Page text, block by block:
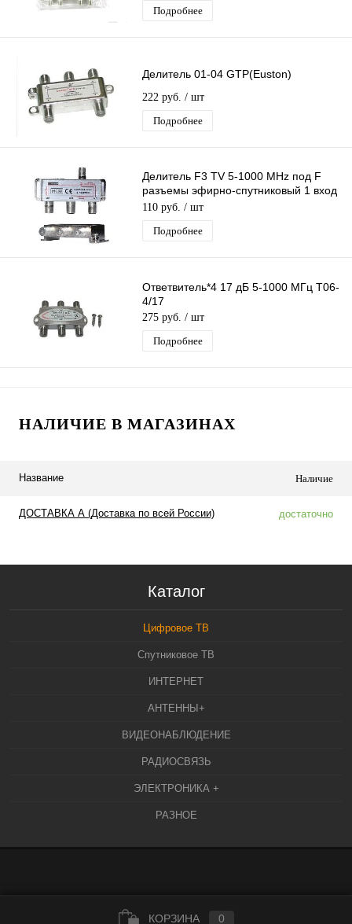
Подробнее
Делитель 01-04 GTP(Euston)
222 руб. / шт
Подробнее
Делитель F3 TV 5-1000 MHz под F
разъемы эфирно-спутниковый 1 вход
3 выхода
110 руб. / шт
Подробнее
Ответвитель*4 17 дБ 5-1000 МГц T06-
4/17
275 руб. / шт
Подробнее
НАЛИЧИЕ В МАГАЗИНАХ
Название Наличие
ДОСТАВКА А (Доставка по всей России) достаточно
Каталог
Цифровое ТВ
Спутниковое ТВ
ИНТЕРНЕТ
АНТЕННЫ+
ВИДЕОНАБЛЮДЕНИЕ
РАДИОСВЯЗЬ
ЭЛЕКТРОНИКА +
РАЗНОЕ
КОРЗИНА 0